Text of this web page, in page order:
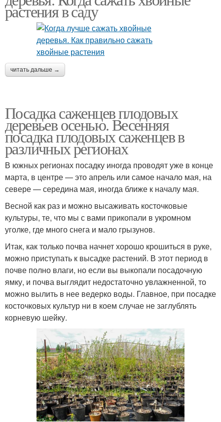
растения в саду
читать дальше →
Посадка саженцев плодовых
деревьев осенью. Весенняя
посадка плодовых саженцев в
различных регионах
В южных регионах посадку иногда проводят уже в конце
марта, в центре — это апрель или самое начало мая, на
севере — середина мая, иногда ближе к началу мая.
Весной как раз и можно высаживать косточковые
культуры, те, что мы с вами прикопали в укромном
уголке, где много снега и мало грызунов.
Итак, как только почва начнет хорошо крошиться в руке,
можно приступать к высадке растений. В этот период в
почве полно влаги, но если вы выкопали посадочную
ямку, и почва выглядит недостаточно увлажненной, то
можно вылить в нее ведерко воды. Главное, при посадке
косточковых культур ни в коем случае не заглублять
корневую шейку.